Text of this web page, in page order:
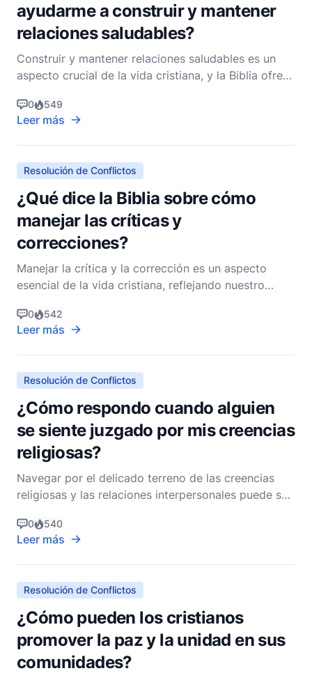
ayudarme a construir y mantener
relaciones saludables?
Construir y mantener relaciones saludables es un
aspecto crucial de la vida cristiana, y la Biblia ofrece
este tema. Los principios encontrados en las
Escrituras pueden ayudarnos a navegar las
complejidades de las interacciones humanas,
fomentando r
0 549
Leer más
Resolución de Conflictos
¿Qué dice la Biblia sobre cómo
manejar las críticas y
correcciones?
Manejar la crítica y la corrección es un aspecto
esencial de la vida cristiana, reflejando nuestro
búsqueda de la justicia. La Biblia proporciona
profundos conocimientos sobre cómo nosotros,
como seguidores de Cristo, debemos responder a la
crítica y l
0 542
Leer más
Resolución de Conflictos
¿Cómo respondo cuando alguien
se siente juzgado por mis creencias
religiosas?
Navegar por el delicado terreno de las creencias
religiosas y las relaciones interpersonales puede ser
juzgado por tu fe. Como pastor cristiano no
denominacional, mi objetivo es ofrecer orientación
basada en las Escrituras y la sabiduría práctica qu
0 540
Leer más
Resolución de Conflictos
¿Cómo pueden los cristianos
promover la paz y la unidad en sus
comunidades?